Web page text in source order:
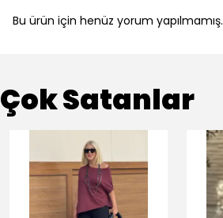
Bu ürün için henüz yorum yapılmamış.
Çok Satanlar